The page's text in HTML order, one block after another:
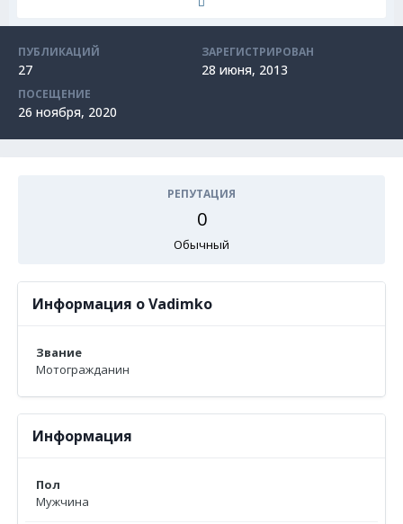
ПУБЛИКАЦИЙ
27
ЗАРЕГИСТРИРОВАН
28 июня, 2013
ПОСЕЩЕНИЕ
26 ноября, 2020
РЕПУТАЦИЯ
0
Обычный
Информация о Vadimko
Звание
Мотогражданин
Информация
Пол
Мужчина